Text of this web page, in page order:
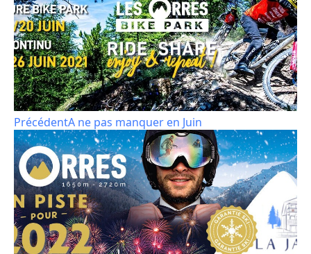
PrécédentA ne pas manquer en Juin